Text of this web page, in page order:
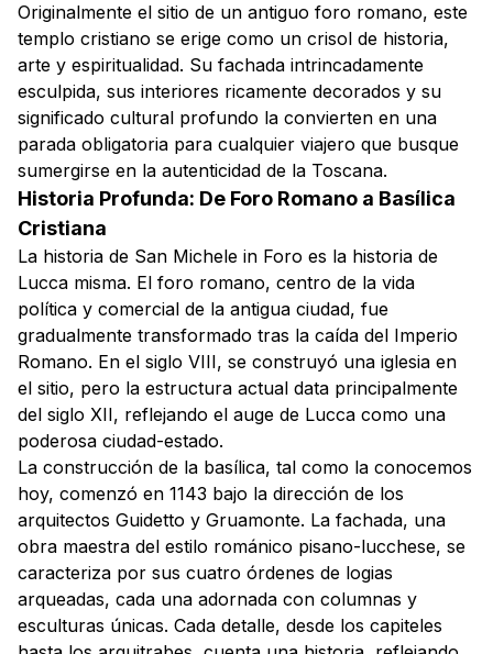
Originalmente el sitio de un antiguo foro romano, este
templo cristiano se erige como un crisol de historia,
arte y espiritualidad. Su fachada intrincadamente
esculpida, sus interiores ricamente decorados y su
significado cultural profundo la convierten en una
parada obligatoria para cualquier viajero que busque
sumergirse en la autenticidad de la Toscana.
Historia Profunda: De Foro Romano a Basílica
Cristiana
La historia de San Michele in Foro es la historia de
Lucca misma. El foro romano, centro de la vida
política y comercial de la antigua ciudad, fue
gradualmente transformado tras la caída del Imperio
Romano. En el siglo VIII, se construyó una iglesia en
el sitio, pero la estructura actual data principalmente
del siglo XII, reflejando el auge de Lucca como una
poderosa ciudad-estado.
La construcción de la basílica, tal como la conocemos
hoy, comenzó en 1143 bajo la dirección de los
arquitectos Guidetto y Gruamonte. La fachada, una
obra maestra del estilo románico pisano-lucchese, se
caracteriza por sus cuatro órdenes de logias
arqueadas, cada una adornada con columnas y
esculturas únicas. Cada detalle, desde los capiteles